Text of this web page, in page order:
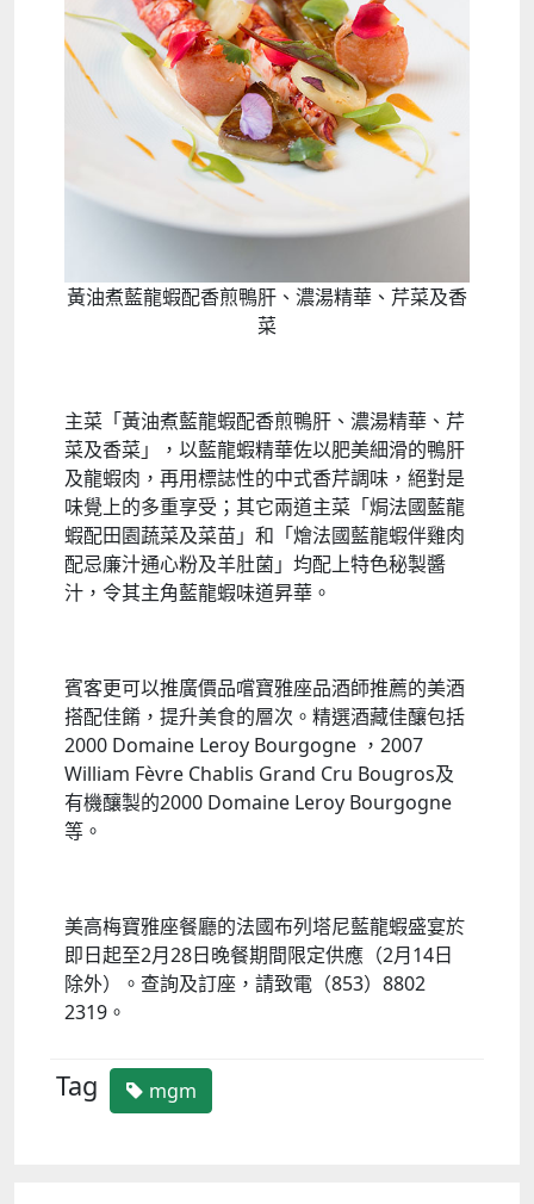
黃油煮藍龍蝦配香煎鴨肝、濃湯精華、芹菜及香
菜
主菜「黃油煮藍龍蝦配香煎鴨肝、濃湯精華、芹
菜及香菜」，以藍龍蝦精華佐以肥美細滑的鴨肝
及龍蝦肉，再用標誌性的中式香芹調味，絕對是
味覺上的多重享受；其它兩道主菜「焗法國藍龍
蝦配田園蔬菜及菜苗」和「燴法國藍龍蝦伴雞肉
配忌廉汁通心粉及羊肚菌」均配上特色秘製醬
汁，令其主角藍龍蝦味道昇華。
賓客更可以推廣價品嚐寶雅座品酒師推薦的美酒
搭配佳餚，提升美食的層次。精選酒藏佳釀包括
2000 Domaine Leroy Bourgogne ，2007
William Fèvre Chablis Grand Cru Bougros及
有機釀製的2000 Domaine Leroy Bourgogne
等。
美高梅寶雅座餐廳的法國布列塔尼藍龍蝦盛宴於
即日起至2月28日晚餐期間限定供應（2月14日
除外）。查詢及訂座，請致電（853）8802
2319。
Tag mgm